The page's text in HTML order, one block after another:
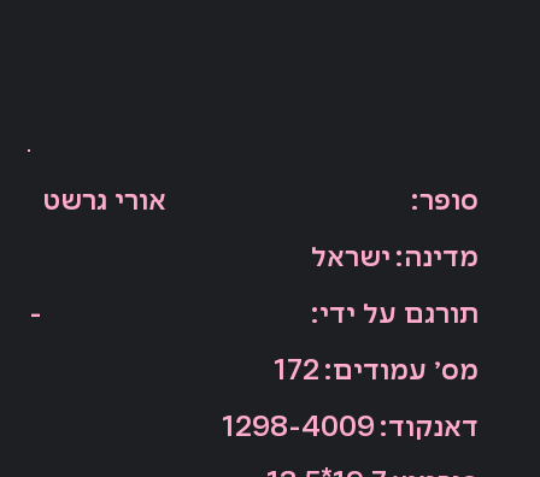
אורי גרשט
:סופר
ישראל :מדינה
-
:תורגם על ידי
172 :מס׳ עמודים
1298-4009 :דאנקוד